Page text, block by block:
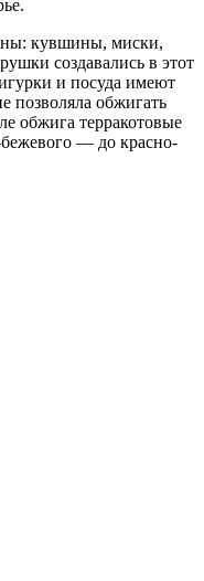
кувшины, миски,
создавались в этот
и посуда имеют
позволяла обжигать
обжига терракотовые
бежевого — до красно-